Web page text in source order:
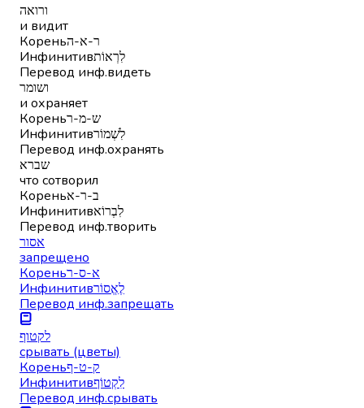
ורואה
и видит
Кореньר-א-ה
Инфинитивלִרְאוֹת
Перевод инф.видеть
ושומר
и охраняет
Кореньש-מ-ר
Инфинитивלִשְׁמוֹר
Перевод инф.охранять
שברא
что сотворил
Кореньב-ר-א
Инфинитивלִבְרוֹא
Перевод инф.творить
אסור
запрещено
Кореньא-ס-ר
Инфинитивלֶאֱסוֹר
Перевод инф.запрещать
לקטוף
срывать (цветы)
Кореньק-ט-ף
Инфинитивלִקְטוֹף
Перевод инф.срывать